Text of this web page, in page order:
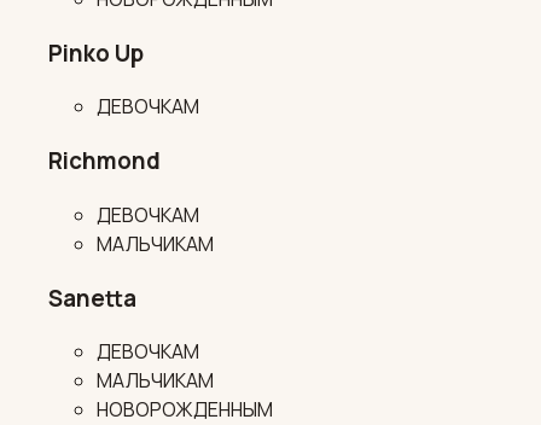
Pinko Up
ДЕВОЧКАМ
Richmond
ДЕВОЧКАМ
МАЛЬЧИКАМ
Sanetta
ДЕВОЧКАМ
МАЛЬЧИКАМ
НОВОРОЖДЕННЫМ